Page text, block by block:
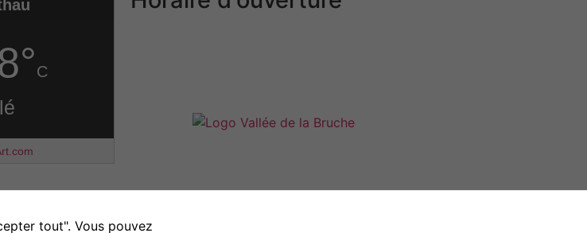
C
cookies Gestion des cookies
tout". Vous pouvez
Ces cookies ne
facultatifs. Ils